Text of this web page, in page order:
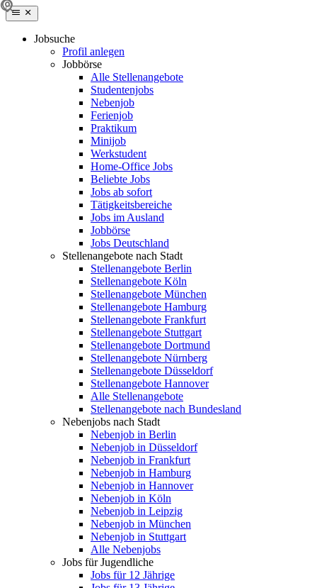
Jobsuche
Profil anlegen
Jobbörse
Alle Stellenangebote
Studentenjobs
Nebenjob
Ferienjob
Praktikum
Minijob
Werkstudent
Home-Office Jobs
Beliebte Jobs
Jobs ab sofort
Tätigkeitsbereiche
Jobs im Ausland
Jobbörse
Jobs Deutschland
Stellenangebote nach Stadt
Stellenangebote Berlin
Stellenangebote Köln
Stellenangebote München
Stellenangebote Hamburg
Stellenangebote Frankfurt
Stellenangebote Stuttgart
Stellenangebote Dortmund
Stellenangebote Nürnberg
Stellenangebote Düsseldorf
Stellenangebote Hannover
Alle Stellenangebote
Stellenangebote nach Bundesland
Nebenjobs nach Stadt
Nebenjob in Berlin
Nebenjob in Düsseldorf
Nebenjob in Frankfurt
Nebenjob in Hamburg
Nebenjob in Hannover
Nebenjob in Köln
Nebenjob in Leipzig
Nebenjob in München
Nebenjob in Stuttgart
Alle Nebenjobs
Jobs für Jugendliche
Jobs für 12 Jährige